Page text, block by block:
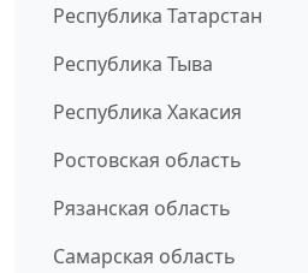
Республика Татарстан
Республика Тыва
Республика Хакасия
Ростовская область
Рязанская область
Самарская область